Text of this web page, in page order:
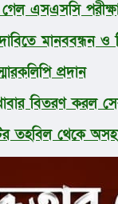
এসএসসি
মানববন্ধন ও
প্রদান
বিতরণ করল
তহবিল থেকে